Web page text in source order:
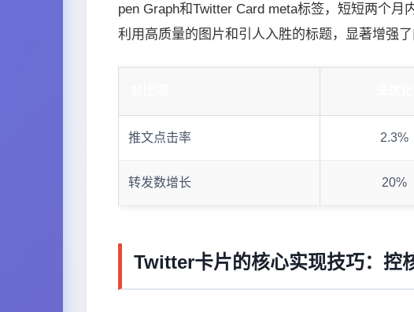
pen Graph和Twitter Card meta标签，短短两个
利用高质量的图片和引人入胜的标题，显著增强
推文点击率 2.3%
转发数增长 20%
Twitter卡片的核心实现技巧：控